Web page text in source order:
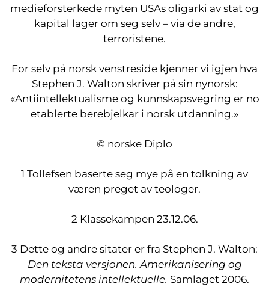
medieforsterkede myten USAs oligarki av stat og
kapital lager om seg selv – via de andre,
terroristene.
For selv på norsk venstreside kjenner vi igjen hva
Stephen J. Walton skriver på sin nynorsk:
«Antiintellektualisme og kunnskapsvegring er no
etablerte berebjelkar i norsk utdanning.»
© norske Diplo
1 Tollefsen baserte seg mye på en tolkning av
væren preget av teologer.
2 Klassekampen 23.12.06.
3 Dette og andre sitater er fra Stephen J. Walton:
Den teksta versjonen. Amerikanisering og
modernitetens intellektuelle. Samlaget 2006.